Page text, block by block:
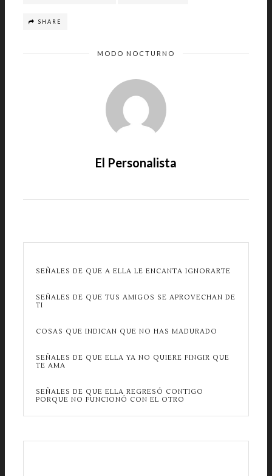
SHARE
MODO NOCTURNO
El Personalista
SEÑALES DE QUE A ELLA LE ENCANTA IGNORARTE
SEÑALES DE QUE TUS AMIGOS SE APROVECHAN DE
TI
COSAS QUE INDICAN QUE NO HAS MADURADO
SEÑALES DE QUE ELLA YA NO QUIERE FINGIR QUE
TE AMA
SEÑALES DE QUE ELLA REGRESÓ CONTIGO
PORQUE NO FUNCIONÓ CON EL OTRO